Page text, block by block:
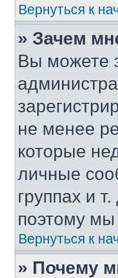
Вернуться к
» Зачем
Вы можете
не менее
которые
личные
группах и
поэтому
Вернуться к
» Почему